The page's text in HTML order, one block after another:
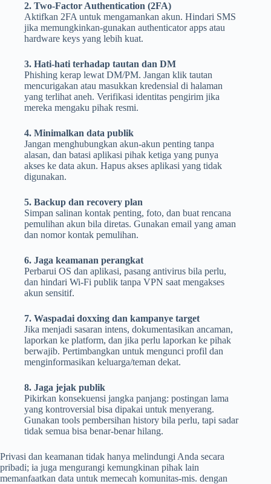
2. Two-Factor Authentication (2FA)
Aktifkan 2FA untuk mengamankan akun. Hindari SMS
jika memungkinkan-gunakan authenticator apps atau
hardware keys yang lebih kuat.
3. Hati-hati terhadap tautan dan DM
Phishing kerap lewat DM/PM. Jangan klik tautan
mencurigakan atau masukkan kredensial di halaman
yang terlihat aneh. Verifikasi identitas pengirim jika
mereka mengaku pihak resmi.
4. Minimalkan data publik
Jangan menghubungkan akun-akun penting tanpa
alasan, dan batasi aplikasi pihak ketiga yang punya
akses ke data akun. Hapus akses aplikasi yang tidak
digunakan.
5. Backup dan recovery plan
Simpan salinan kontak penting, foto, dan buat rencana
pemulihan akun bila diretas. Gunakan email yang aman
dan nomor kontak pemulihan.
6. Jaga keamanan perangkat
Perbarui OS dan aplikasi, pasang antivirus bila perlu,
dan hindari Wi-Fi publik tanpa VPN saat mengakses
akun sensitif.
7. Waspadai doxxing dan kampanye target
Jika menjadi sasaran intens, dokumentasikan ancaman,
laporkan ke platform, dan jika perlu laporkan ke pihak
berwajib. Pertimbangkan untuk mengunci profil dan
menginformasikan keluarga/teman dekat.
8. Jaga jejak publik
Pikirkan konsekuensi jangka panjang: postingan lama
yang kontroversial bisa dipakai untuk menyerang.
Gunakan tools pembersihan history bila perlu, tapi sadar
tidak semua bisa benar-benar hilang.
Privasi dan keamanan tidak hanya melindungi Anda secara
pribadi; ia juga mengurangi kemungkinan pihak lain
memanfaatkan data untuk memecah komunitas-mis. dengan